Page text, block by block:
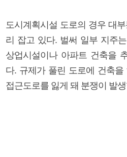
도시계획시설 도로의 경우 대
리 잡고 있다. 벌써 일부 지주
상업시설이나 아파트 건축을
다. 규제가 풀린 도로에 건축
접근도로를 잃게 돼 분쟁이 발